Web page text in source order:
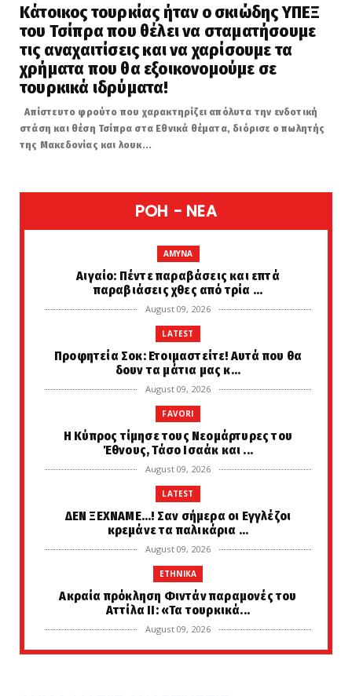
Κάτοικος τουρκίας ήταν ο σκιώδης ΥΠΕΞ
του Τσίπρα που θέλει να σταματήσουμε
τις αναχαιτίσεις και να χαρίσουμε τα
χρήματα που θα εξοικονομούμε σε
τουρκικά ιδρύματα!
Απίστευτο φρούτο που χαρακτηρίζει απόλυτα την ενδοτική
στάση και θέση Τσίπρα στα Εθνικά θέματα, διόρισε ο πωλητής
της Μακεδονίας και λουκ...
POH - NEA
AMYNA
Αιγαίο: Πέντε παραβάσεις και επτά
παραβιάσεις χθες από τρία ...
August 09, 2026
LATEST
Προφητεία Σοκ: Ετοιμαστείτε! Αυτά που θα
δουν τα μάτια μας κ...
August 09, 2026
FAVORI
Η Κύπρος τίμησε τους Νεομάρτυρες του
Έθνους, Τάσο Ισαάκ και ...
August 09, 2026
LATEST
ΔΕΝ ΞΕΧΝΑΜΕ...! Σαν σήμερα οι Εγγλέζοι
κρεμάνε τα παλικάρια ...
August 09, 2026
ETHNIKA
Ακραία πρόκληση Φιντάν παραμονές του
Αττίλα ΙΙ: «Τα τουρκικά...
August 09, 2026
LATEST